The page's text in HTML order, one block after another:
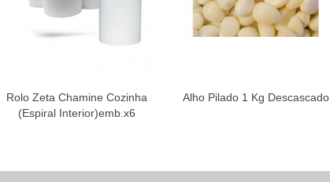
Rolo Zeta Chamine Cozinha
(Espiral Interior)emb.x6
Alho Pilado 1 Kg Descascado